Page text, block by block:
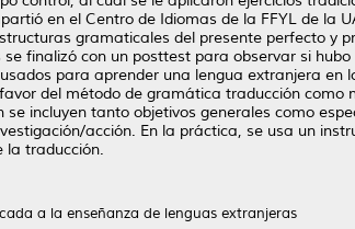
en el Centro de Idiomas de la FFYL de la
gramaticales del presente perfecto y
finalizó con un posttest para observar si
para aprender una lengua extranjera
del método de gramática traducción como
incluyen tanto objetivos generales como
acción. En la práctica, se usa un
la traducción.
a la enseñanza de lenguas extranjeras